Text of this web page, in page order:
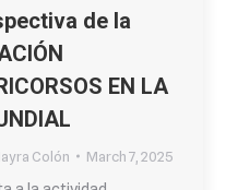
de la
EN LA
Colón
March 7, 2025